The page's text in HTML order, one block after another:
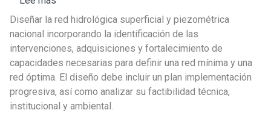
Llamado
PPF
102
-
03:
Firma
consultora
Diseñar la red hidrológica superficial y piezométrica
nacional incorporando la identificación de las
intervenciones, adquisiciones y fortalecimiento de
capacidades necesarias para definir una red mínima y una
red óptima. El diseño debe incluir un plan implementación
progresiva, así como analizar su factibilidad técnica,
institucional y ambiental.